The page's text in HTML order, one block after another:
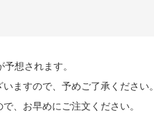
想されます。
ますので、予めご了承ください。
、お早めにご注文ください。